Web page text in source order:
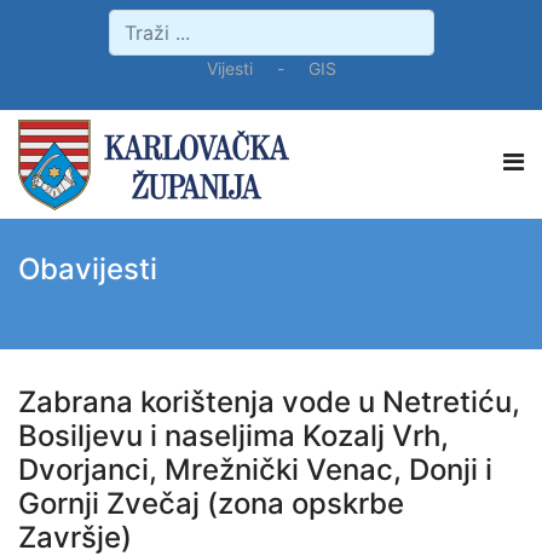
Vijesti- GIS
Obavijesti
Zabrana korištenja vode u Netretiću,
Bosiljevu i naseljima Kozalj Vrh,
Dvorjanci, Mrežnički Venac, Donji i
Gornji Zvečaj (zona opskrbe
Završje)